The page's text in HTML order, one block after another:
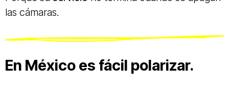
las cámaras.
En México es fácil polarizar.